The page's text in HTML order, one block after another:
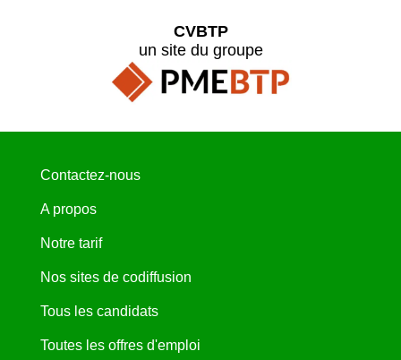
CVBTP
un site du groupe
Contactez-nous
A propos
Notre tarif
Nos sites de codiffusion
Tous les candidats
Toutes les offres d'emploi